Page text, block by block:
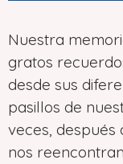
Nuestra
gratos
desde sus
pasillos de
veces, después
nos